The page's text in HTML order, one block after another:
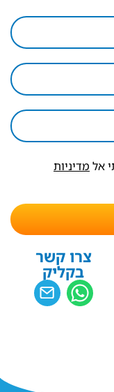
אל מדיניות
צרו קשר
בקליק